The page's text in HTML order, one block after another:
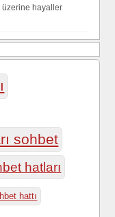
hayaller
sohbet
hatları
hattı